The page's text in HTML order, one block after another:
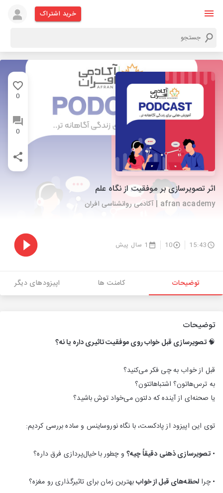
خرید اشتراک
0
0
اثر تصویرسازی بر موفقیت از نگاه علم
afran academy | آکادمی روانشناسی افران
15:43
10 1 سال پیش
توضیحات کامنت ها اپیزودهای دیگر
توضیحات
🧠تصویرسازی قبل خواب روی موفقیت تاثیری داره یا نه؟
قبل از خواب به چی فکر می‌کنید؟
به ترس‌هاتون؟ اشتباهاتتون؟
یا صحنه‌ای از آینده که دلتون می‌خواد توش باشید؟
توی این اپیزود از پادکست، با نگاه نوروساینس و ساده بررسی کردیم:
•تصویرسازی ذهنی دقیقاً چیه؟ و چطور با خیال‌پردازی فرق داره؟
• چرا لحظه‌های قبل از خواببهترین زمان برای تاثیرگذاری رو مغزه؟